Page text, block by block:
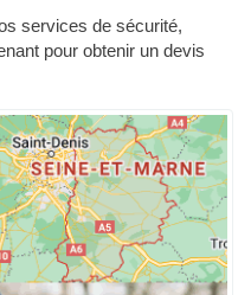
services de sécurité,
pour obtenir un devis